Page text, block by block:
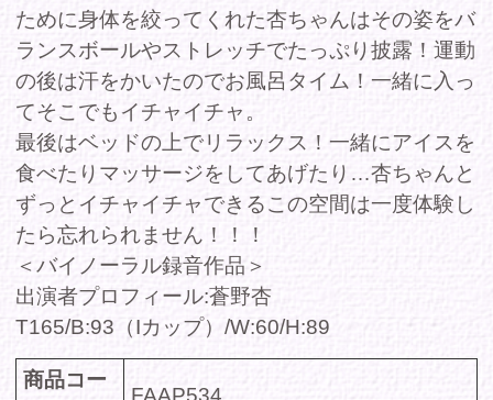
＜バイノーラル録音作品＞
出演者プロフィール:蒼野杏
T165/B:93（Iカップ）/W:60/H:89
商品コー
ド
FAAP534
収録時間
29分
発売日
2023年04月07日
レーベル
-
シリーズ
apartment Days!
ジャンル
セクシー 、グラビア、アイドル
出演
者/cast
蒼野杏
込)
定価 980円